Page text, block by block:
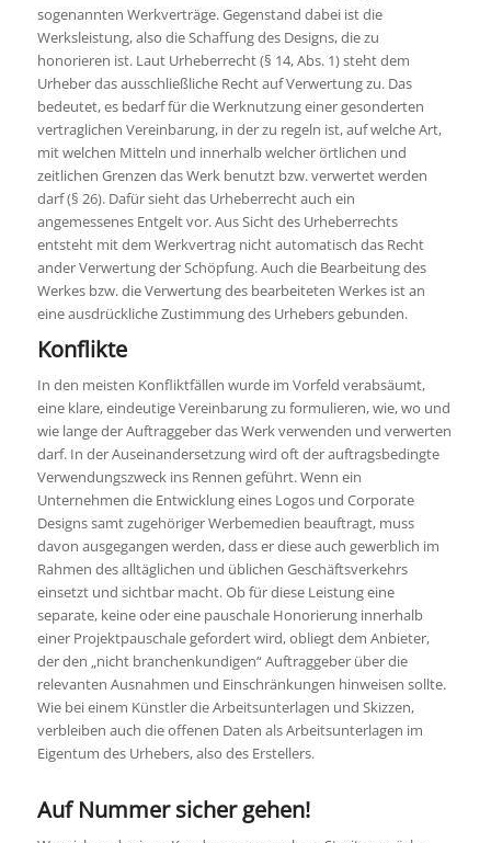
sogenannten Werkverträge. Gegenstand dabei ist die
Werksleistung, also die Schaffung des Designs, die zu
honorieren ist. Laut Urheberrecht (§ 14, Abs. 1) steht dem
Urheber das ausschließliche Recht auf Verwertung zu. Das
bedeutet, es bedarf für die Werknutzung einer gesonderten
vertraglichen Vereinbarung, in der zu regeln ist, auf welche Art,
mit welchen Mitteln und innerhalb welcher örtlichen und
zeitlichen Grenzen das Werk benutzt bzw. verwertet werden
darf (§ 26). Dafür sieht das Urheberrecht auch ein
angemessenes Entgelt vor. Aus Sicht des Urheberrechts
entsteht mit dem Werkvertrag nicht automatisch das Recht
ander Verwertung der Schöpfung. Auch die Bearbeitung des
Werkes bzw. die Verwertung des bearbeiteten Werkes ist an
eine ausdrückliche Zustimmung des Urhebers gebunden.
Konflikte
In den meisten Konfliktfällen wurde im Vorfeld verabsäumt,
eine klare, eindeutige Vereinbarung zu formulieren, wie, wo und
wie lange der Auftraggeber das Werk verwenden und verwerten
darf. In der Auseinandersetzung wird oft der auftragsbedingte
Verwendungszweck ins Rennen geführt. Wenn ein
Unternehmen die Entwicklung eines Logos und Corporate
Designs samt zugehöriger Werbemedien beauftragt, muss
davon ausgegangen werden, dass er diese auch gewerblich im
Rahmen des alltäglichen und üblichen Geschäftsverkehrs
einsetzt und sichtbar macht. Ob für diese Leistung eine
separate, keine oder eine pauschale Honorierung innerhalb
einer Projektpauschale gefordert wird, obliegt dem Anbieter,
der den „nicht branchenkundigen“ Auftraggeber über die
relevanten Ausnahmen und Einschränkungen hinweisen sollte.
Wie bei einem Künstler die Arbeitsunterlagen und Skizzen,
verbleiben auch die offenen Daten als Arbeitsunterlagen im
Eigentum des Urhebers, also des Erstellers.
Auf Nummer sicher gehen!